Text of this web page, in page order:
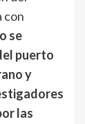
con
se
puerto
y
las